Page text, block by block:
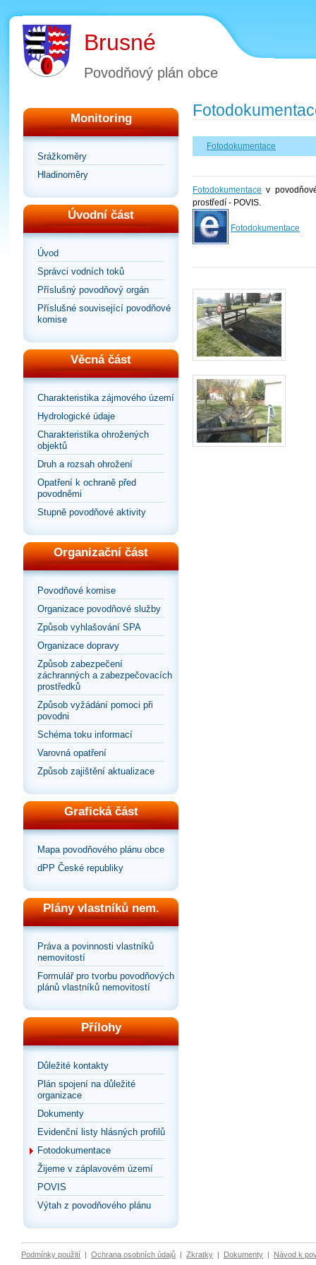
Brusné
Povodňový plán obce
Monitoring
Srážkoměry
Hladinoměry
Úvodní část
Úvod
Správci vodních toků
Příslušný povodňový orgán
Příslušné související povodňové
komise
Věcná část
Charakteristika zájmového území
Hydrologické údaje
Charakteristika ohrožených
objektů
Druh a rozsah ohrožení
Opatření k ochraně před
povodněmi
Stupně povodňové aktivity
Organizační část
Povodňové komise
Organizace povodňové služby
Způsob vyhlašování SPA
Organizace dopravy
Způsob zabezpečení
záchranných a zabezpečovacích
prostředků
Způsob vyžádání pomoci při
povodni
Schéma toku informací
Varovná opatření
Způsob zajištění aktualizace
Grafická část
Mapa povodňového plánu obce
dPP České republiky
Plány vlastníků nem.
Práva a povinnosti vlastníků
nemovitostí
Formulář pro tvorbu povodňových
plánů vlastníků nemovitostí
Přílohy
Důležité kontakty
Plán spojení na důležité
organizace
Dokumenty
Evidenční listy hlásných profilů
Fotodokumentace
Žijeme v záplavovém území
POVIS
Výtah z povodňového plánu
Fotodokumentace
Fotodokumentace v
prostředí - POVIS.
Fotodokumentace
Podmínky použití | Ochrana osobních údajů | Zkratky | Dokumenty | Návod k